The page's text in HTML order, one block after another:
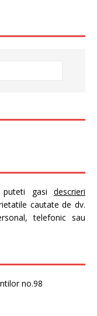
gasi descrieri
cautate de dv.
telefonic sau
no.98